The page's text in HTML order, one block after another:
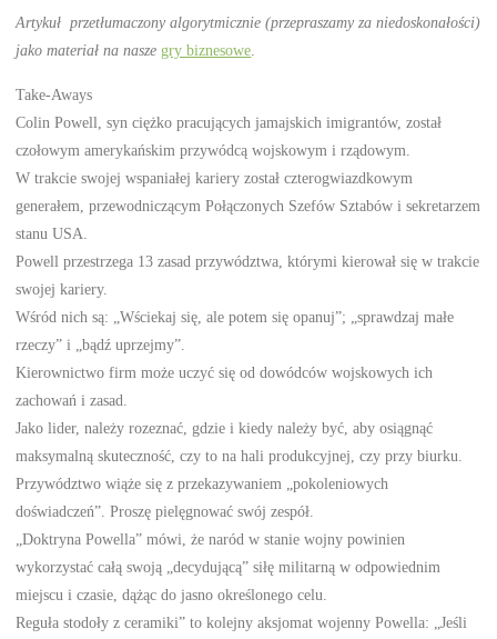
Artykuł przetłumaczony algorytmicznie (przepraszamy za niedoskonałości)
jako materiał na nasze gry biznesowe.
Take-Aways
Colin Powell, syn ciężko pracujących jamajskich imigrantów, został
czołowym amerykańskim przywódcą wojskowym i rządowym.
W trakcie swojej wspaniałej kariery został czterogwiazdkowym
generałem, przewodniczącym Połączonych Szefów Sztabów i sekretarzem
stanu USA.
Powell przestrzega 13 zasad przywództwa, którymi kierował się w trakcie
swojej kariery.
Wśród nich są: „Wściekaj się, ale potem się opanuj”; „sprawdzaj małe
rzeczy” i „bądź uprzejmy”.
Kierownictwo firm może uczyć się od dowódców wojskowych ich
zachowań i zasad.
Jako lider, należy rozeznać, gdzie i kiedy należy być, aby osiągnąć
maksymalną skuteczność, czy to na hali produkcyjnej, czy przy biurku.
Przywództwo wiąże się z przekazywaniem „pokoleniowych
doświadczeń”. Proszę pielęgnować swój zespół.
„Doktryna Powella” mówi, że naród w stanie wojny powinien
wykorzystać całą swoją „decydującą” siłę militarną w odpowiednim
miejscu i czasie, dążąc do jasno określonego celu.
Reguła stodoły z ceramiki” to kolejny aksjomat wojenny Powella: „Jeśli